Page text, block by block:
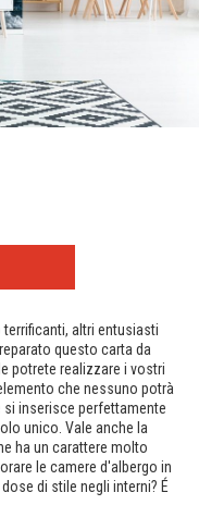
terrificanti, altri entusiasti
questo carta da
potrete realizzare i vostri
che nessuno potrà
inserisce perfettamente
unico. Vale anche la
ha un carattere molto
le camere d'albergo in
di stile negli interni? É